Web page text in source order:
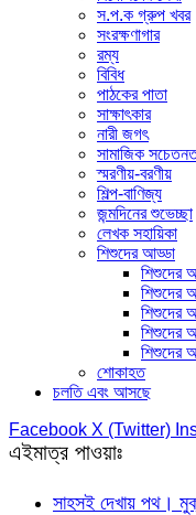
স.প.ক গ্রুপ খবর
সংরক্ষণাগার
রম্য
বিবিধ
পাঠকের পাতা
সাক্ষাৎকার
নারী জগৎ
সামাজিক
স্মরণীয়-বরণীয়
শিল্প-বাণিজ্য
জন্মদিনের শুভেচ্ছা
লেখক সহায়িকা
শিশুদের আড্ডা
শিশুদের
শিশুদের
শিশুদের
শিশুদের
শিশুদের
শোকাহত
চলতি এবং আসছে
Facebook X (Twitter)
এইমাত্র পাওয়াঃ
সাহসই দেখায় পথ।